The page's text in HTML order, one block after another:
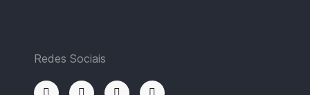
Redes Sociais